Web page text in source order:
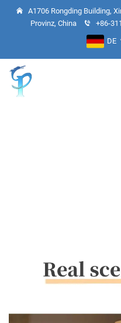
A1706 Rongding Building,
Provinz, China
+86-
DE